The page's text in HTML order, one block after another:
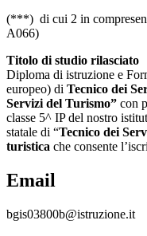
(***) di cui 2 in
A066)
Titolo di studio rilasciato
Diploma di istruzione e
europeo) di Tecnico dei
Servizi del Turismo” con
classe 5^ IP del nostro
statale di “Tecnico dei
turistica che consente
Email
bgis03800b@istruzione.it